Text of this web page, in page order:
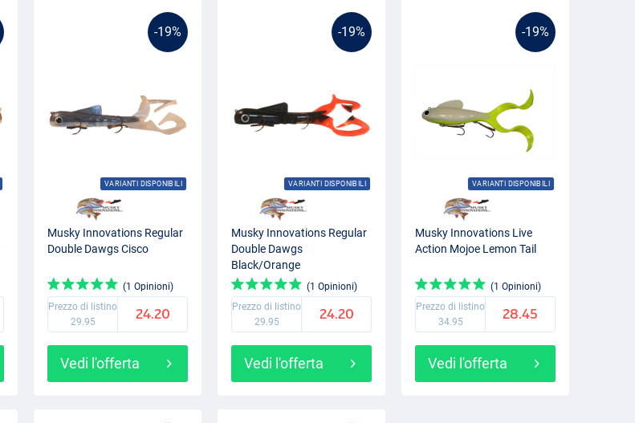
-19%
VARIANTI DISPONIBILI
Musky Innovations Regular
Double Dawgs Cisco
(1 Opinioni)
Prezzo di listino
29.95
24.20
Vedi l'offerta
-19%
VARIANTI DISPONIBILI
Musky Innovations Regular
Double Dawgs
Black/Orange
(1 Opinioni)
Prezzo di listino
29.95
24.20
Vedi l'offerta
-19%
VARIANTI DISPONIBILI
Musky Innovations Live
Action Mojoe Lemon Tail
(1 Opinioni)
Prezzo di listino
34.95
28.45
Vedi l'offerta